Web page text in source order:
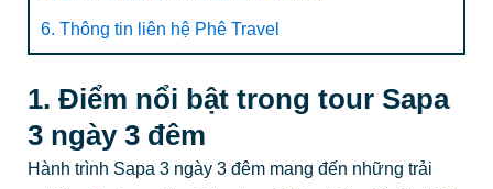
6. Thông tin liên hệ Phê Travel
1. Điểm nổi bật trong tour Sapa
3 ngày 3 đêm
Hành trình Sapa 3 ngày 3 đêm mang đến những trải